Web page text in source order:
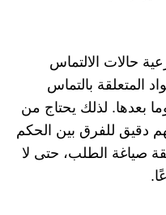
حالات الالتماس
المتعلقة بالتماس
النظر، ومنها المادة 200 وما بعدها. لذلك يحتاج من
دقيق للفرق بين الحكم
صياغة الطلب، حتى لا